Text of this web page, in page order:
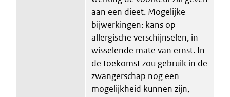
aan een dieet. Mogelijke
bijwerkingen: kans op
allergische verschijnselen, in
wisselende mate van ernst. In
de toekomst zou gebruik in de
zwangerschap nog een
mogelijkheid kunnen zijn,